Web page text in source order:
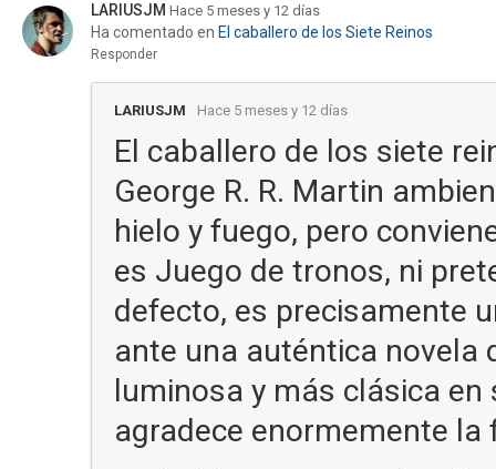
LARIUSJM Hace 5 meses y 12 días
Ha comentado en El caballero de los Siete Reinos
Responder
LARIUSJM Hace 5 meses y 12 días
El caballero de los siete
George R. R. Martin
hielo y fuego, pero
es Juego de tronos, ni
defecto, es precisamente
ante una auténtica novela
luminosa y más clásica
agradece enormemente la